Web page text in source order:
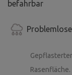
befahrbar
Rasenfläche.